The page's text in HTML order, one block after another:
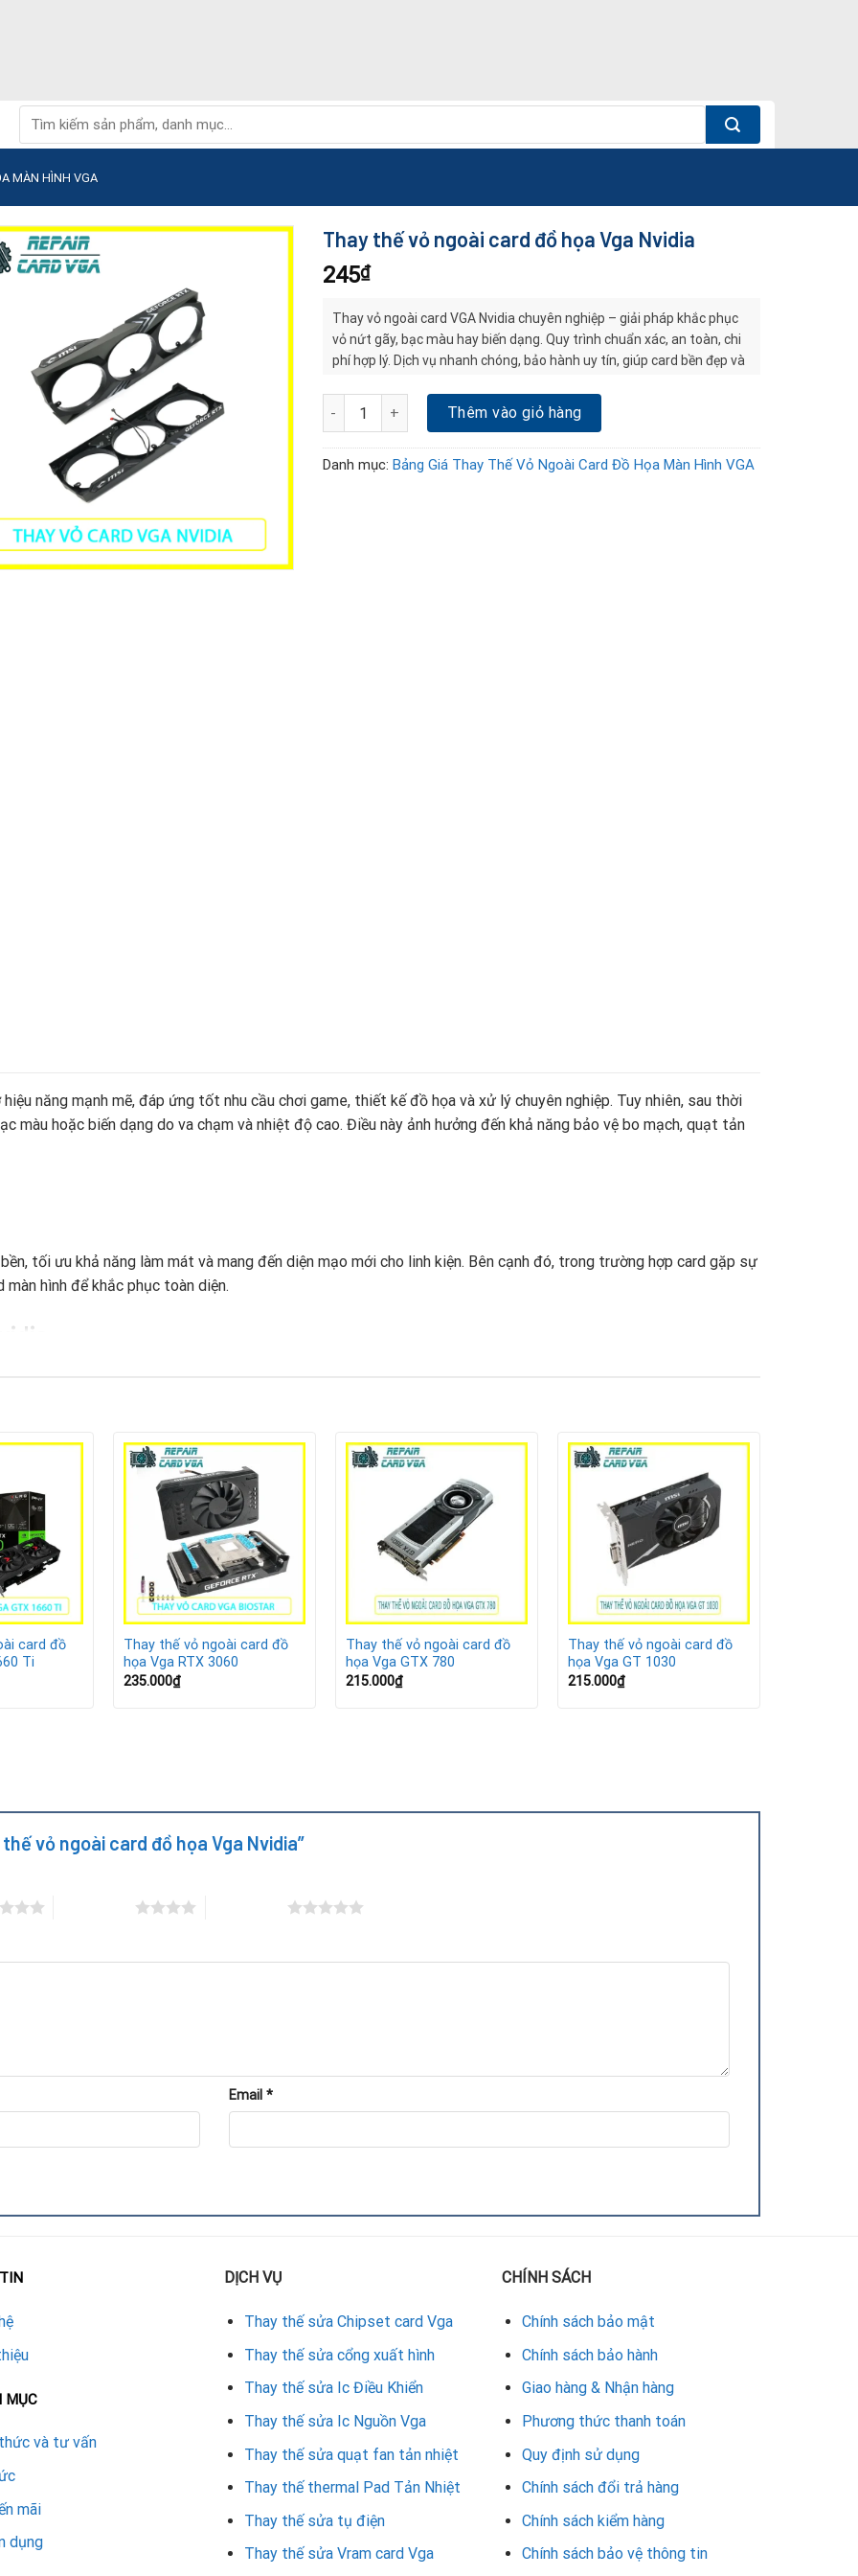
kiếm:
MÀN HÌNH VGA
Thay thế vỏ ngoài card đồ họa Vga Nvidia
245₫
Thay vỏ ngoài card VGA Nvidia chuyên nghiệp – giải pháp khắc phục
vỏ nứt gãy, bạc màu hay biến dạng. Quy trình chuẩn xác, an toàn, chi
phí hợp lý. Dịch vụ nhanh chóng, bảo hành uy tín, giúp card bền đẹp và
Thay thế vỏ ngoài card đồ họa Vga Nvidia số lượng
Thêm vào giỏ hàng
Danh mục: Bảng Giá Thay Thế Vỏ Ngoài Card Đồ Họa Màn Hình VGA
năng mạnh mẽ, đáp ứng tốt nhu cầu chơi game, thiết kế đồ họa và xử lý chuyên nghiệp. Tuy nhiên, sau thời
màu hoặc biến dạng do va chạm và nhiệt độ cao. Điều này ảnh hưởng đến khả năng bảo vệ bo mạch, quạt tản
tối ưu khả năng làm mát và mang đến diện mạo mới cho linh kiện. Bên cạnh đó, trong trường hợp card gặp sự
hình để khắc phục toàn diện.
linh kiện.
thông hiệu quả hơn.
case kính.
chắn.
thích chuẩn.
giữ nhiệt.
sửa card màn hình để đảm bảo hoạt động lâu dài.
CHI PHÍ THAY VỎ (THAM KHẢO)
card đồ
Ti
Thay thế vỏ ngoài card đồ
họa Vga RTX 3060
235.000₫
Thay thế vỏ ngoài card đồ
họa Vga GTX 780
215.000₫
Thay thế vỏ ngoài card đồ
họa Vga GT 1030
215.000₫
vỏ ngoài card đồ họa Vga Nvidia”
Email *
MỤC
và tư vấn
mãi
dụng
DỊCH VỤ
Thay thế sửa Chipset card Vga
Thay thế sửa cổng xuất hình
Thay thế sửa Ic Điều Khiển
Thay thế sửa Ic Nguồn Vga
Thay thế sửa quạt fan tản nhiệt
Thay thế thermal Pad Tản Nhiệt
Thay thế sửa tụ điện
Thay thế sửa Vram card Vga
CHÍNH SÁCH
Chính sách bảo mật
Chính sách bảo hành
Giao hàng & Nhận hàng
Phương thức thanh toán
Quy định sử dụng
Chính sách đổi trả hàng
Chính sách kiểm hàng
Chính sách bảo vệ thông tin